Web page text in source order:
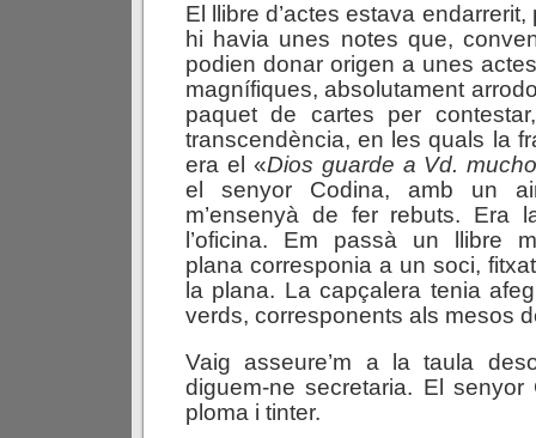
El llibre d’actes estava
hi havia unes notes que,
podien donar origen a unes
magnífiques, absolutament
paquet de cartes per
transcendència, en les quals la
era el «Dios guarde a Vd.
el senyor Codina, amb un
m’ensenyà de fer rebuts. Era
l’oficina. Em passà un llibre
plana corresponia a un soci,
la plana. La capçalera tenia
verds, corresponents als mesos
Vaig asseure’m a la taula
diguem-ne secretaria. El
ploma i tinter.